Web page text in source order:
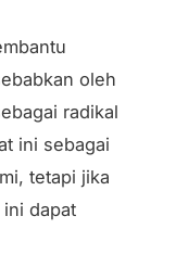
oleh
radikal
ini sebagai
tetapi jika
dapat